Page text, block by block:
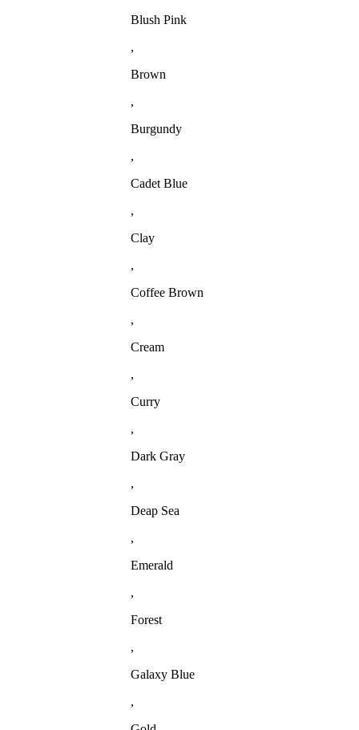
Blush Pink
,
Brown
,
Burgundy
,
Cadet Blue
,
Clay
,
Coffee Brown
,
Cream
,
Curry
,
Dark Gray
,
Deap Sea
,
Emerald
,
Forest
,
Galaxy Blue
,